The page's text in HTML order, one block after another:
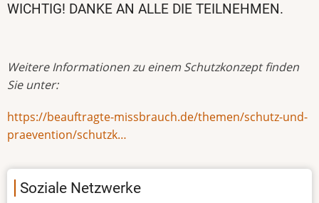
WICHTIG! DANKE AN ALLE DIE TEILNEHMEN.
Weitere Informationen zu einem Schutzkonzept finden
Sie unter:
https://beauftragte-missbrauch.de/themen/schutz-und-
praevention/schutzk…
Soziale Netzwerke